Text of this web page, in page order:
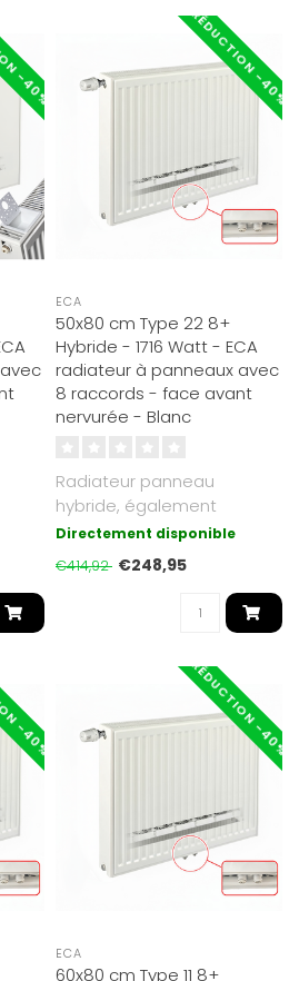
40%
..
RÉDUCTION -40%
ECA
50x80 cm Type 22 8+
Hybride - 1716 Watt - ECA
radiateur à panneaux avec
8 raccords - face avant
nervurée - Blanc
Radiateur panneau
hybride, également
adapté basse
température. Jusqu’à 30 ..
Directement disponible
€414,92 €248,95
40% RÉDUCTION -40%
ECA
60x80 cm Type 11 8+